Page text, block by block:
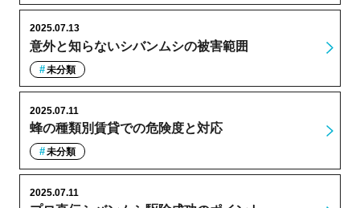
意外と知らないシバンムシの被害範囲
2025.07.13
未分類
蜂の種類別賃貸での危険度と対応
2025.07.11
未分類
2025.07.11